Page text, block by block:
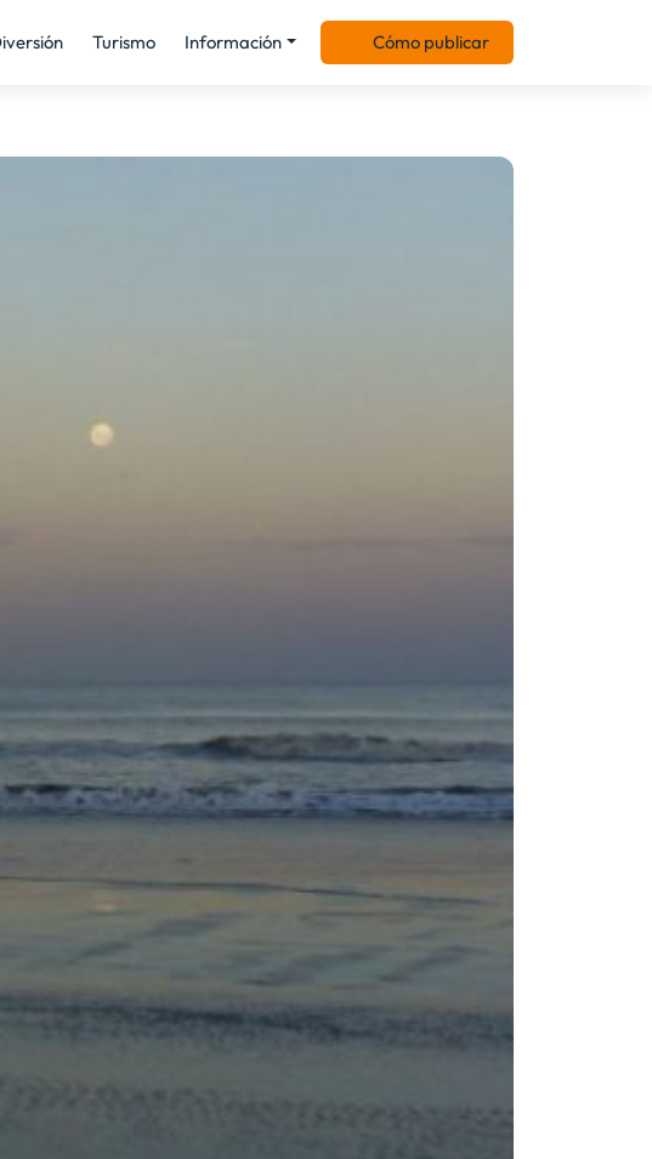
Turismo Información Cómo publicar